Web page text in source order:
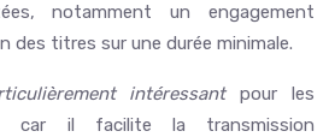
notamment un engagement
des titres sur une durée minimale.
intéressantpour les
car il facilite la transmission